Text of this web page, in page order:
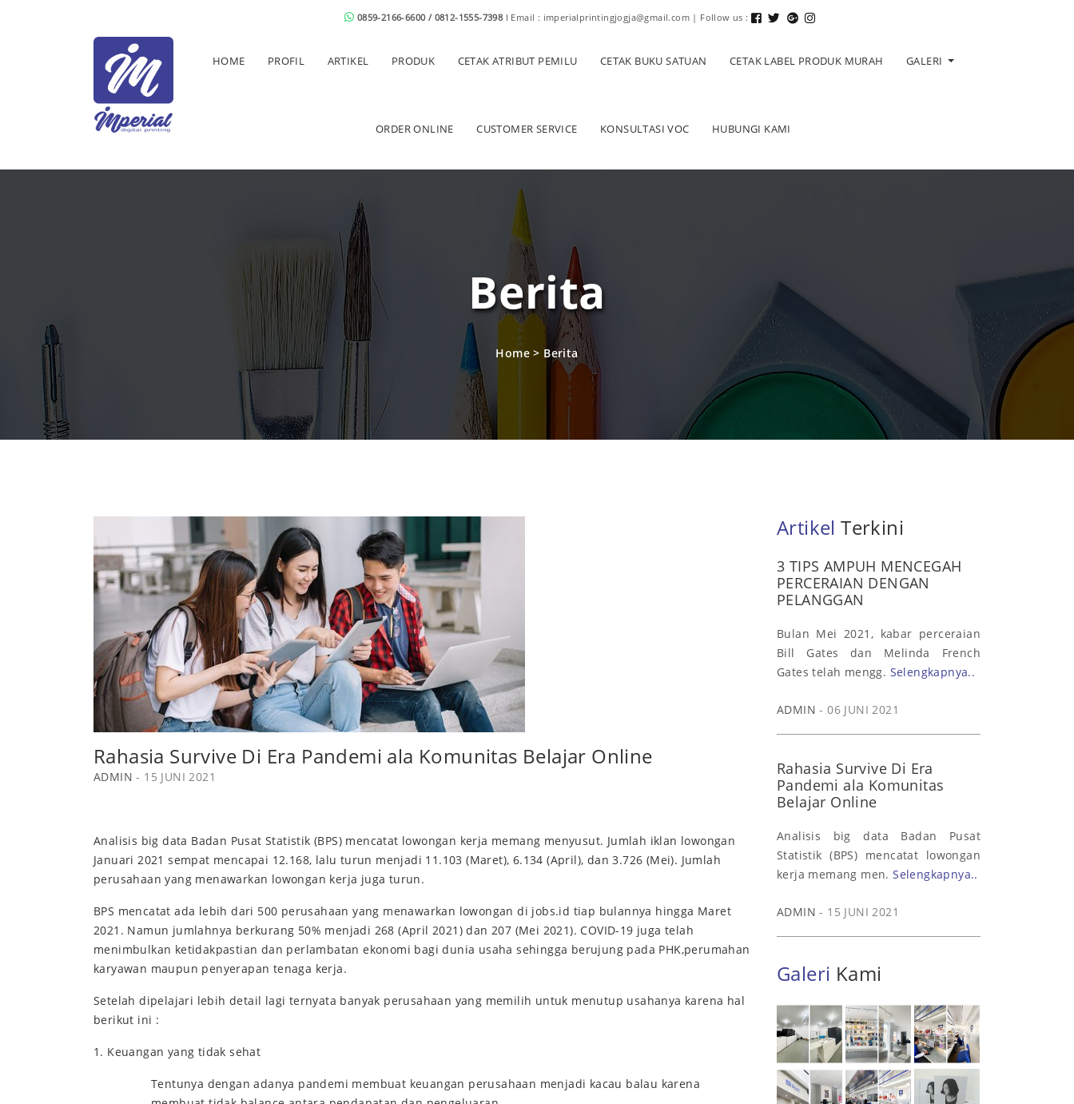
0859-2166-6600 / 0812-1555-7398 I Email : imperialprintingjogja@gmail.com | Follow us :
HOME PROFIL ARTIKEL PRODUK CETAK ATRIBUT PEMILU CETAK BUKU SATUAN CETAK LABEL PRODUK MURAH GALERI
ORDER ONLINE CUSTOMER SERVICE KONSULTASI VOC HUBUNGI KAMI
Berita
Home > Berita
Rahasia Survive Di Era Pandemi ala Komunitas Belajar Online
ADMIN - 15 JUNI 2021
Analisis big data Badan Pusat Statistik (BPS) mencatat lowongan kerja memang menyusut. Jumlah iklan lowongan
Januari 2021 sempat mencapai 12.168, lalu turun menjadi 11.103 (Maret), 6.134 (April), dan 3.726 (Mei). Jumlah
perusahaan yang menawarkan lowongan kerja juga turun.
BPS mencatat ada lebih dari 500 perusahaan yang menawarkan lowongan di jobs.id tiap bulannya hingga Maret
2021. Namun jumlahnya berkurang 50% menjadi 268 (April 2021) dan 207 (Mei 2021). COVID-19 juga telah
menimbulkan ketidakpastian dan perlambatan ekonomi bagi dunia usaha sehingga berujung pada PHK,perumahan
karyawan maupun penyerapan tenaga kerja.
Setelah dipelajari lebih detail lagi ternyata banyak perusahaan yang memilih untuk menutup usahanya karena hal
berikut ini :
1. Keuangan yang tidak sehat
Tentunya dengan adanya pandemi membuat keuangan perusahaan menjadi kacau balau karena
Artikel Terkini
3 TIPS AMPUH MENCEGAH
PERCERAIAN DENGAN
PELANGGAN
Bulan Mei 2021, kabar perceraian
Bill Gates dan Melinda French
Gates telah mengg. Selengkapnya..
ADMIN - 06 JUNI 2021
Rahasia Survive Di Era
Pandemi ala Komunitas
Belajar Online
Analisis big data Badan Pusat
Statistik (BPS) mencatat lowongan
kerja memang men.Selengkapnya..
ADMIN - 15 JUNI 2021
Galeri Kami